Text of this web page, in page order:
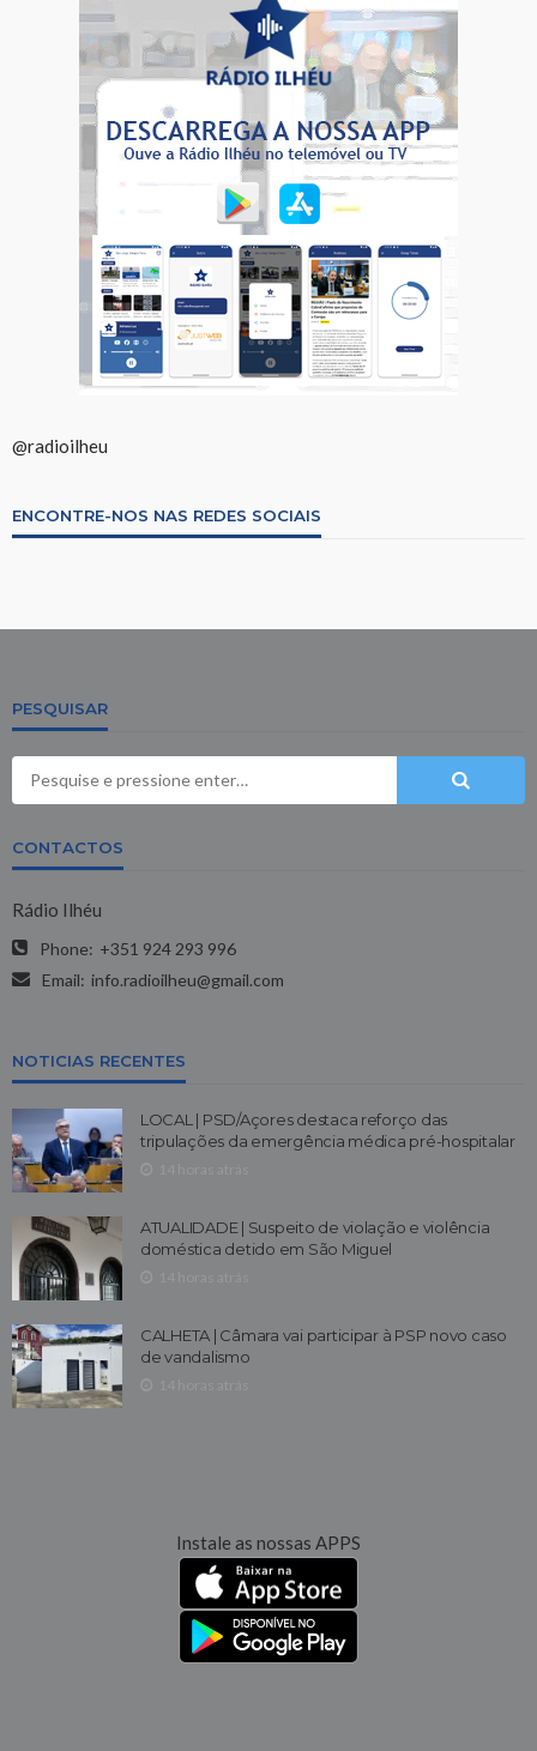
@radioilheu
ENCONTRE-NOS NAS REDES SOCIAIS
PESQUISAR
CONTACTOS
Rádio Ilhéu
Phone: +351 924 293 996
Email: info.radioilheu@gmail.com
NOTICIAS RECENTES
LOCAL | PSD/Açores destaca reforço das
tripulações da emergência médica pré-hospitalar
ATUALIDADE | Suspeito de violação e violência
doméstica detido em São Miguel
CALHETA | Câmara vai participar à PSP novo caso
de vandalismo
Instale as nossas APPS